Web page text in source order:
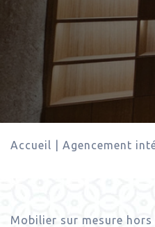
Accueil Agencement
Mobilier sur mesure